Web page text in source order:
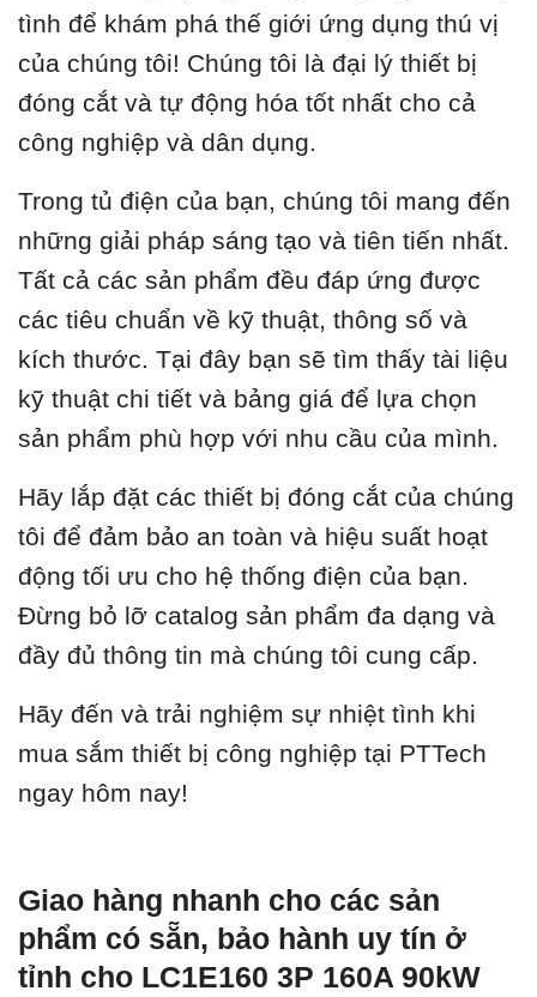
tình để khám phá thế giới ứng dụng thú vị
của chúng tôi! Chúng tôi là đại lý thiết bị
đóng cắt và tự động hóa tốt nhất cho cả
công nghiệp và dân dụng.
Trong tủ điện của bạn, chúng tôi mang đến
những giải pháp sáng tạo và tiên tiến nhất.
Tất cả các sản phẩm đều đáp ứng được
các tiêu chuẩn về kỹ thuật, thông số và
kích thước. Tại đây bạn sẽ tìm thấy tài liệu
kỹ thuật chi tiết và bảng giá để lựa chọn
sản phẩm phù hợp với nhu cầu của mình.
Hãy lắp đặt các thiết bị đóng cắt của chúng
tôi để đảm bảo an toàn và hiệu suất hoạt
động tối ưu cho hệ thống điện của bạn.
Đừng bỏ lỡ catalog sản phẩm đa dạng và
đầy đủ thông tin mà chúng tôi cung cấp.
Hãy đến và trải nghiệm sự nhiệt tình khi
mua sắm thiết bị công nghiệp tại PTTech
ngay hôm nay!
Giao hàng nhanh cho các sản
phẩm có sẵn, bảo hành uy tín ở
tỉnh cho LC1E160 3P 160A 90kW